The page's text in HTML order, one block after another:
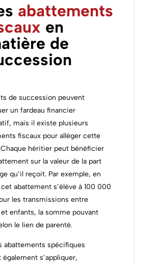
abattements
en
de
de succession peuvent
un fardeau financier
mais il existe plusieurs
fiscaux pour alléger cette
héritier peut bénéficier
sur la valeur de la part
qu’il reçoit. Par exemple, en
abattement s’élève à 100 000
les transmissions entre
enfants, la somme pouvant
le lien de parenté.
abattements spécifiques
également s’appliquer,